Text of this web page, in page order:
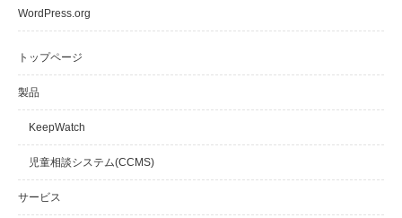
WordPress.org
トップページ
製品
KeepWatch
児童相談システム(CCMS)
サービス